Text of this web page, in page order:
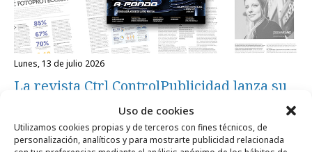
Uso de cookies
Utilizamos cookies propias y de terceros con fines técnicos, de
personalización, analíticos y para mostrarte publicidad relacionada
lunes, 13 de julio 2026
La revista Ctrl ControlPublicidad lanza su